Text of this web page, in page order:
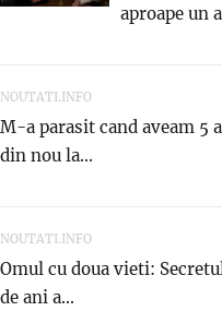
aproape un
NOUTATI.INFO
M-a parasit cand aveam 5
din nou la...
NOUTATI.INFO
Omul cu doua vieti:
de ani a...